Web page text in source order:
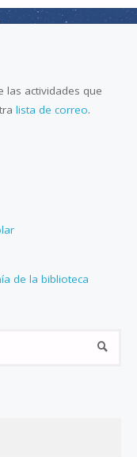
las actividades que
lista de correo.
de la biblioteca